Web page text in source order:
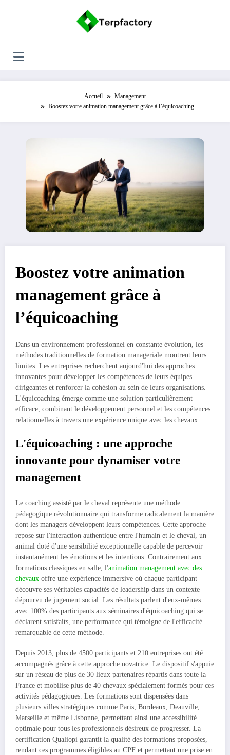
Accueil
Management
Boostez votre animation management grâce à l’équicoaching
Boostez votre animation
management grâce à
l’équicoaching
Dans un environnement professionnel en constante évolution, les
méthodes traditionnelles de formation manageriale montrent leurs
limites. Les entreprises recherchent aujourd'hui des approches
innovantes pour développer les compétences de leurs équipes
dirigeantes et renforcer la cohésion au sein de leurs organisations.
L'équicoaching émerge comme une solution particulièrement
efficace, combinant le développement personnel et les compétences
relationnelles à travers une expérience unique avec les chevaux.
L'équicoaching : une approche
innovante pour dynamiser votre
management
Le coaching assisté par le cheval représente une méthode
pédagogique révolutionnaire qui transforme radicalement la manière
dont les managers développent leurs compétences. Cette approche
repose sur l'interaction authentique entre l'humain et le cheval, un
animal doté d'une sensibilité exceptionnelle capable de percevoir
instantanément les émotions et les intentions. Contrairement aux
formations classiques en salle, l'animation management avec des
chevaux offre une expérience immersive où chaque participant
découvre ses véritables capacités de leadership dans un contexte
dépourvu de jugement social. Les résultats parlent d'eux-mêmes
avec 100% des participants aux séminaires d'équicoaching qui se
déclarent satisfaits, une performance qui témoigne de l'efficacité
remarquable de cette méthode.
Depuis 2013, plus de 4500 participants et 210 entreprises ont été
accompagnés grâce à cette approche novatrice. Le dispositif s'appuie
sur un réseau de plus de 30 lieux partenaires répartis dans toute la
France et mobilise plus de 40 chevaux spécialement formés pour ces
activités pédagogiques. Les formations sont dispensées dans
plusieurs villes stratégiques comme Paris, Bordeaux, Deauville,
Marseille et même Lisbonne, permettant ainsi une accessibilité
optimale pour tous les professionnels désireux de progresser. La
certification Qualiopi garantit la qualité des formations proposées,
rendant ces programmes éligibles au CPF et permettant une prise en